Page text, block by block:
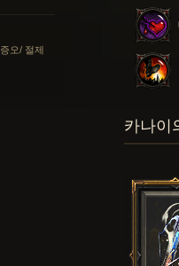
증오/ 절제
카나이